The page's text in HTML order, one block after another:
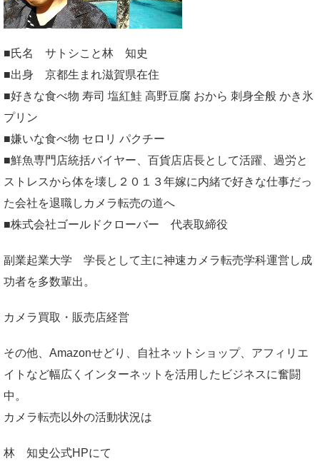
■氏名 サトシこと林 知史
■出身 京都生まれ滋賀県在住
■好きな食べ物 寿司 塩紅鮭 高野豆腐 おから 刺身全般 かき氷
プリン
■嫌いな食べ物 セロリ パクチー
■鮮魚専門店統括バイヤー、百貨店店長として活躍、過労と
ストレスから体を壊し２０１３年嫁に内緒で好きな仕事だっ
た会社を退職しカメラ転売の道へ
■株式会社ゴールドクローバー 代表取締役
副業起業大学 学長として主に神速カメラ転売学科運営し成
功者を多数輩出。
カメラ買取・販売店経営
その他、Amazonせどり、自社ネットショップ、アフィリエ
イトなど幅広くインターネットを活用したビジネスに奮闘
中。
カメラ転売以外の活動状況は
林 知史公式HPにて